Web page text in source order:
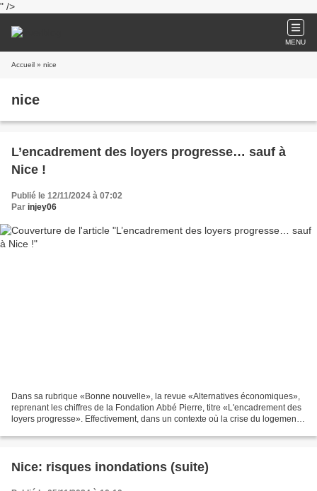
" />
MENU
Accueil » nice
nice
L’encadrement des loyers progresse… sauf à
Nice !
Publié le 12/11/2024 à 07:02
Par injey06
Dans sa rubrique «Bonne nouvelle», la revue «Alternatives économiques»,
reprenant les chiffres de la Fondation Abbé Pierre, titre «L'encadrement des
loyers progresse». Effectivement, dans un contexte où la crise du logement
Nice: risques inondations (suite)